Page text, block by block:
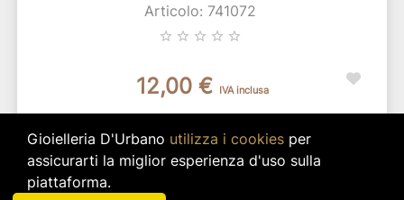
Articolo: 741072
star_border star_border star_border star_border star_border
12,00 € IVA inclusa
searchVISUALIZZA DETTAGLI
Gioielleria D'Urbano utilizza i cookiesper
assicurarti la miglior esperienza d'uso sulla
piattaforma.